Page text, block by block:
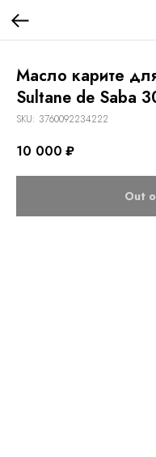
Масло карите
Sultane de Saba
SKU: 3760092234222
10 000 ₽
Out